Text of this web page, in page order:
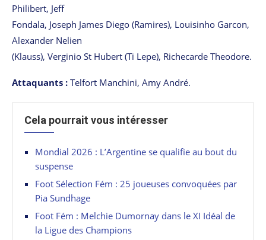
Philibert, Jeff
Fondala, Joseph James Diego (Ramires), Louisinho Garcon,
Alexander Nelien
(Klauss), Verginio St Hubert (Ti Lepe), Richecarde Theodore.
Attaquants : Telfort Manchini, Amy André.
Cela pourrait vous intéresser
Mondial 2026 : L’Argentine se qualifie au bout du
suspense
Foot Sélection Fém : 25 joueuses convoquées par
Pia Sundhage
Foot Fém : Melchie Dumornay dans le XI Idéal de
la Ligue des Champions